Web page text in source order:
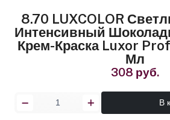
8.70 LUXCOLOR
Интенсивный
Крем-Краска Luxor
Мл
308 руб.
В